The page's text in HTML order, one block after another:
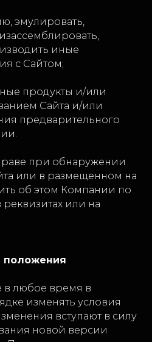
эмулировать,
иные
с Сайтом;
продукты и/или
Сайта и/или
предварительного
при обнаружении
или в размещенном на
об этом Компании по
реквизитах или на
положения
в любое время в
изменять условия
вступают в силу
новой версии